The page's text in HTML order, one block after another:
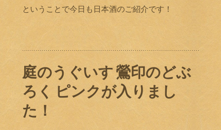
ということで今日も日本酒のご紹介です！
庭のうぐいす 鶯印のどぶ
ろく ピンクが入りまし
た！